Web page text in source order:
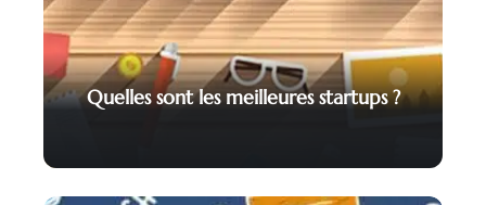
Quelles sont les meilleures startups ?